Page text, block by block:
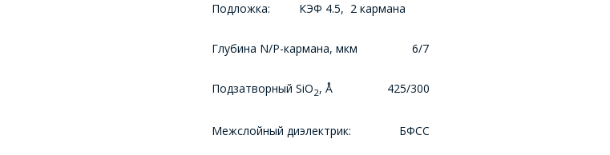
Подложка: КЭФ 4.5, 2 кармана
Глубина N/P-кармана, мкм 6/7
Подзатворный SiO2, Å 425/300
Межслойный диэлектрик: БФСС